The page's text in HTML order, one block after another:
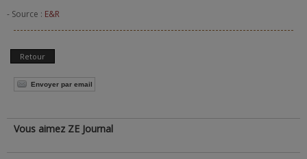
- Source : E&R
Retour
Envoyer par email
Vous aimez ZE Journal